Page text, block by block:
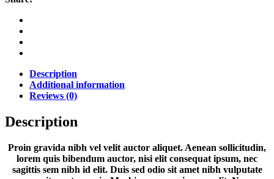
Description
Additional information
Reviews (0)
Description
Proin gravida nibh vel velit auctor aliquet. Aenean sollicitudin,
lorem quis bibendum auctor, nisi elit consequat ipsum, nec
sagittis sem nibh id elit. Duis sed odio sit amet nibh vulputate